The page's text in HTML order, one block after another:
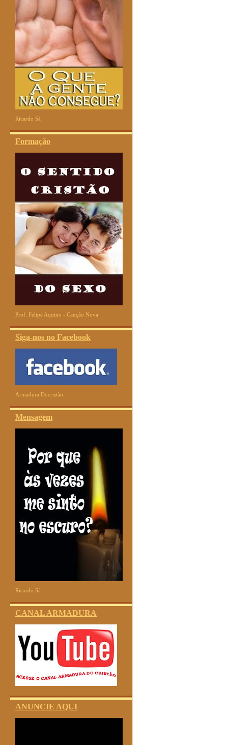
Ricardo Sá
Formação
Prof. Felipe Aquino - Canção Nova
Siga-nos no Facebook
Armadura Docristão
Mensagem
Ricardo Sá
CANAL ARMADURA
ANUNCIE AQUI